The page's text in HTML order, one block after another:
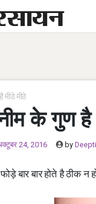
मीठे
के गुण है
24, 2016 by
बार बार होते है ठीक न